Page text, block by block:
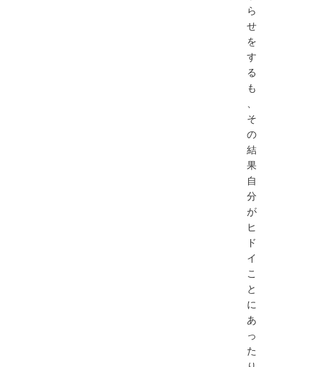
ら
せ
を
す
る
も
、
そ
の
結
果
自
分
が
ヒ
ド
イ
こ
と
に
あ
っ
た